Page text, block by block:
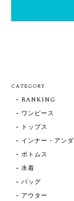
CATEGORY
RANKING
ワンピース
トップス
インナー・アン
ボトムス
水着
バッグ
アウター